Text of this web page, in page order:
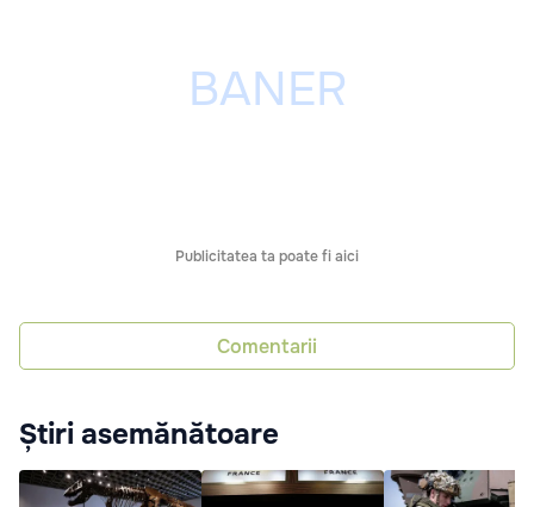
Publicitatea ta poate fi aici
Comentarii
Știri asemănătoare